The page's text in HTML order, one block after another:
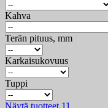
Kahva
Terän pituus, mm
Karkaisukovuus
Tuppi